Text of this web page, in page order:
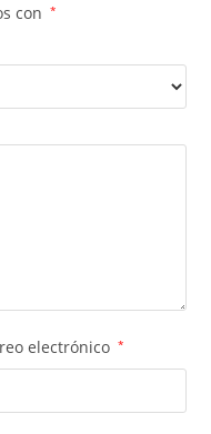
con
*
electrónico *